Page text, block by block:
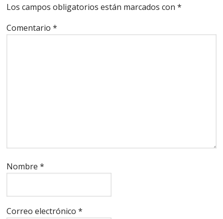
Los campos obligatorios están marcados con*
Comentario*
Nombre*
Correo electrónico*